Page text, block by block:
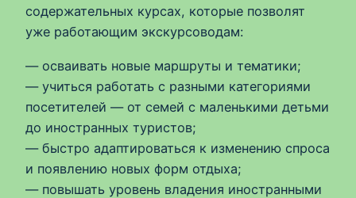
содержательных курсах, которые позволят
уже работающим экскурсоводам:
— осваивать новые маршруты и тематики;
— учиться работать с разными категориями
посетителей — от семей с маленькими детьми
до иностранных туристов;
— быстро адаптироваться к изменению спроса
и появлению новых форм отдыха;
— повышать уровень владения иностранными